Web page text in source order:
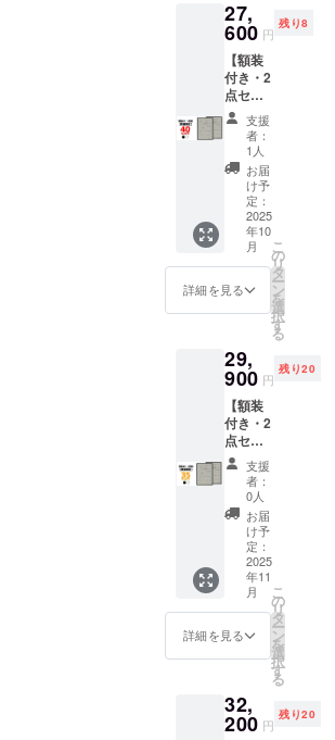
が遅れ
る場合
があり
ます
輸80サ
イズに
て1,200
円程の
中継料
追加が
別途必
要とな
ります)
※ご注文
状況、
使用部
材の供
給状
況、製
上の都
合等に
荷時期
が遅れ
る場合
があり
ます
定」月
の月末
です ※
送料込
の価格
です ※
沖縄離
島へは
別途中
継料が
必要で
す(注文
確認後
に料金
をご案
す-額な
しの場
輸80サ
イズに
て1,200
円程の
中継料
追加が
別途必
要とな
ります)
※ご注文
状況、
使用部
材の供
給状
況、製
上の都
合等に
荷時期
が遅れ
る場合
2枚のポ
スター
を入れ
てお届
けいた
します
※額は付
属いた
しませ
ん ※国
内配送
のみと
なりま
す ※お
届け日
届け予
定」月
送料込
の価格
です ※
沖縄離
島へは
別途中
継料が
必要で
す(注文
確認後
に料金
をご案
内しま
す-額な
しの場
マト運
輸80サ
円程の
中継料
m) ・用
紙：印
刷用特
殊紙
195gs
m ・印
刷：オ
フセッ
ト印刷
・生
産：日
様 ・寸
法：735
x 19 x
529mm
・額
アルミ
＋ PET
フィル
ム ・質
量：約
900g ・
生産：
日本 ※
額装し
てお届
けいた
します
※ ポス
ターを
丸めて
るハー
ドケー
しませ
ん ※国
「白」
を選べ
ます 内
容 ・動
物病院
の「犬
ポス
ター」
x 1 ・額
装（黒
or 白）
x 1 ポス
ター仕
様 ・サ
イズ：
B2(515
x728m
殊紙
195gs
m ・印
刷：オ
フセッ
ト印刷
・生
産：日
様 ・寸
法：735
x 19 x
529mm
・額
色：白
or 黒 ・
材質：
ム ・質
量：約
27,
600 円
残り8
【額装
付き・2
点セッ
ト】 先
着9名様
限定！
一般販
売予定
価格
￥23,00
0(税込)
2=￥46,
000(税
込)のと
ころ、
40%OF
F￥27,6
00(税
込) 額装
は
「黒」
か
「白」
を選べ
ます
（セッ
トの2点
は同じ
色にな
りま
す） 内
容 ・動
ター」
x 2 ・額
支援
者：
1人
お届
け予
定：
2025
年10
月
詳細を見る
こ
の
リ
タ
ー
ン
を
選
択
す
る
29,
900 円
残り20
【額装
付き・2
点セッ
ト】 先
着20名
様限
定！ 一
般販売
予定価
￥23,00
0(税込)
x
2=￥46,
000(税
込)のと
→
35%OF
F￥29,9
支援
者：
0人
お届
け予
定：
2025
年11
月
詳細を見る
こ
の
リ
タ
ー
ン
を
選
択
す
る
32,
200 円
残り20